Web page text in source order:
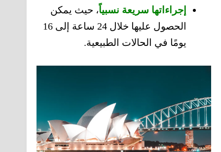
إجراءاتها سريعة نسبياً، حيث يمكن
الحصول عليها خلال 24 ساعة إلى 16
يومًا في الحالات الطبيعية.